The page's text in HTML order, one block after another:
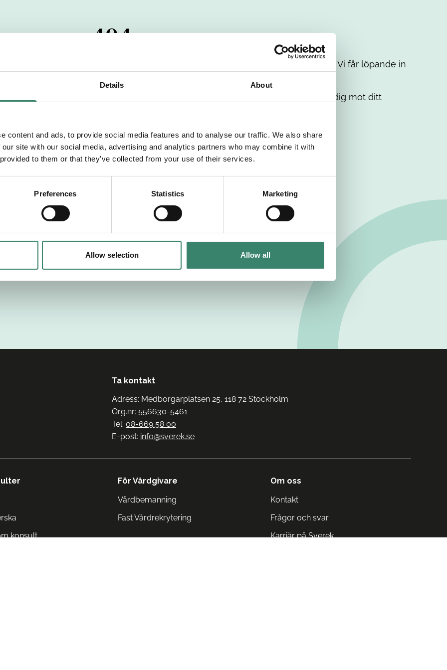
Details About
content and ads, to provide social media features and to analyse our traffic. We also share
site with our social media, advertising and analytics partners who may combine it with
to them or that they’ve collected from your use of their services.
Preferences Statistics Marketing
Allow selection Allow all
404
har passerats. Vi uppskattar verkligen ditt intresse. Misströsta inte. Vi får löpande in
dig med mer information om våra aktuella uppdrag. Tillsammans matchar vi dig mot ditt
Tillbaka till Sverek
Ta kontakt
Adress: Medborgarplatsen 25, 118 72 Stockholm
Org.nr: 556630-5461
Tel: 08-669 58 00
E-post: info@sverek.se
konsult
För Vårdgivare
Vårdbemanning
Fast Vårdrekrytering
Om oss
Kontakt
Frågor och svar
Karriär på Sverek